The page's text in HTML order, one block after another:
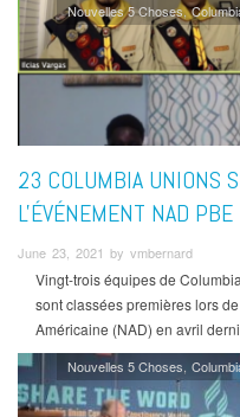
Nouvelles 5 Choses
23 COLUMBIA UNIONS
L'ÉVÉNEMENT NAD PBE
June 23, 2021 by vmbernard
Vingt-trois équipes de
sont classées premières lors
Américaine (NAD) en avril
Nouvelles 5 Choses